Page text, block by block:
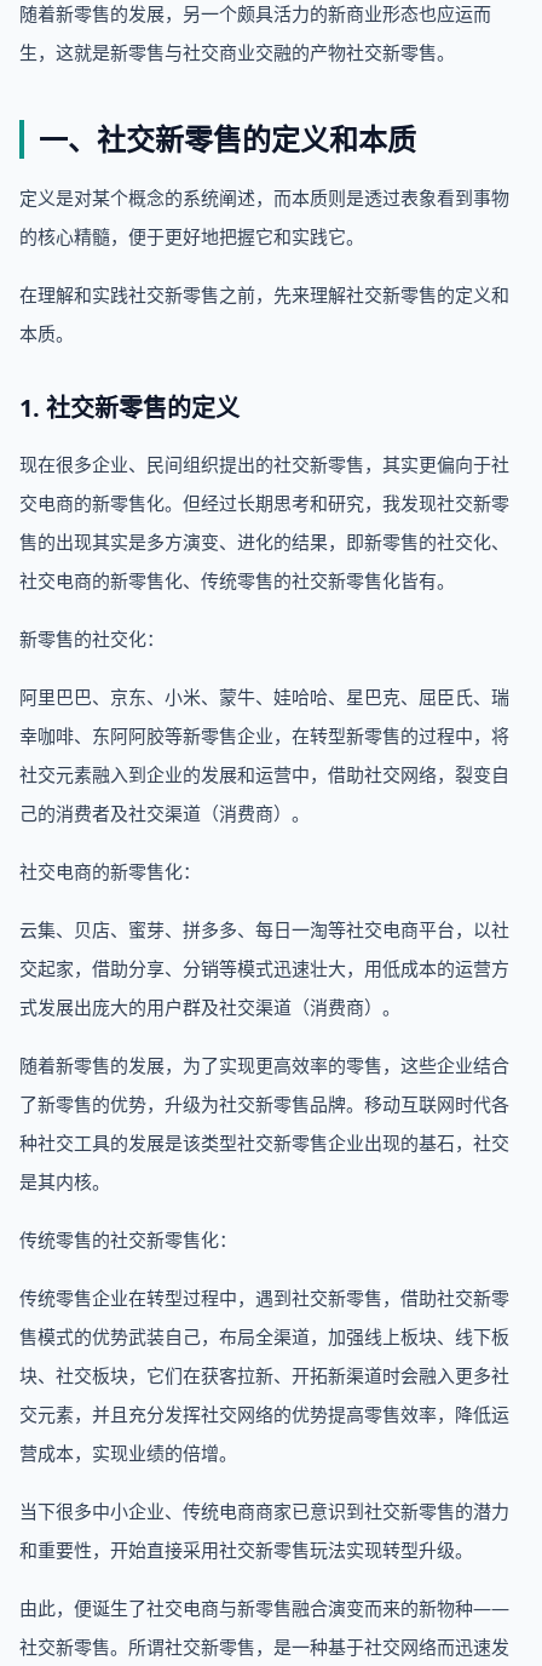
随着新零售的发展，另一个颇具活力的新商业形态也应运而
生，这就是新零售与社交商业交融的产物社交新零售。
一、社交新零售的定义和本质
定义是对某个概念的系统阐述，而本质则是透过表象看到事物
的核心精髓，便于更好地把握它和实践它。
在理解和实践社交新零售之前，先来理解社交新零售的定义和
本质。
1. 社交新零售的定义
现在很多企业、民间组织提出的社交新零售，其实更偏向于社
交电商的新零售化。但经过长期思考和研究，我发现社交新零
售的出现其实是多方演变、进化的结果，即新零售的社交化、
社交电商的新零售化、传统零售的社交新零售化皆有。
新零售的社交化：
阿里巴巴、京东、小米、蒙牛、娃哈哈、星巴克、屈臣氏、瑞
幸咖啡、东阿阿胶等新零售企业，在转型新零售的过程中，将
社交元素融入到企业的发展和运营中，借助社交网络，裂变自
己的消费者及社交渠道（消费商）。
社交电商的新零售化：
云集、贝店、蜜芽、拼多多、每日一淘等社交电商平台，以社
交起家，借助分享、分销等模式迅速壮大，用低成本的运营方
式发展出庞大的用户群及社交渠道（消费商）。
随着新零售的发展，为了实现更高效率的零售，这些企业结合
了新零售的优势，升级为社交新零售品牌。移动互联网时代各
种社交工具的发展是该类型社交新零售企业出现的基石，社交
是其内核。
传统零售的社交新零售化：
传统零售企业在转型过程中，遇到社交新零售，借助社交新零
售模式的优势武装自己，布局全渠道，加强线上板块、线下板
块、社交板块，它们在获客拉新、开拓新渠道时会融入更多社
交元素，并且充分发挥社交网络的优势提高零售效率，降低运
营成本，实现业绩的倍增。
当下很多中小企业、传统电商商家已意识到社交新零售的潜力
和重要性，开始直接采用社交新零售玩法实现转型升级。
由此，便诞生了社交电商与新零售融合演变而来的新物种——
社交新零售。所谓社交新零售，是一种基于社交网络而迅速发